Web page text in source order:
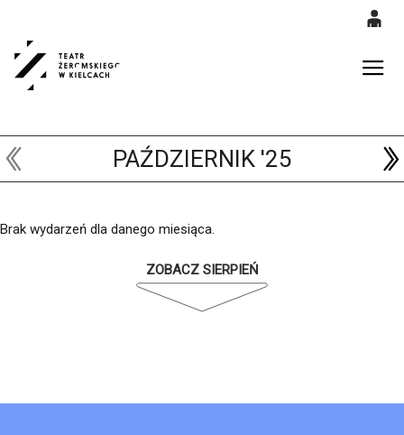
0,00
PAŹDZIERNIK '25
Brak wydarzeń dla danego miesiąca.
ZOBACZ SIERPIEŃ